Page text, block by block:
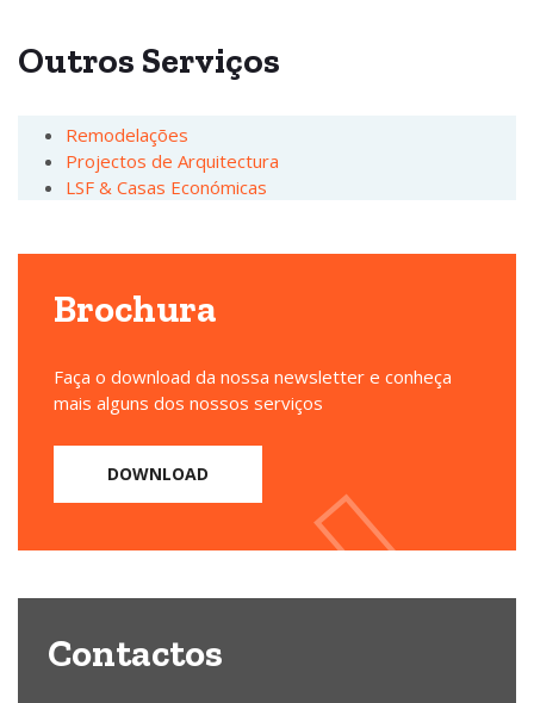
OutrosServiços
Remodelações
Projectos de Arquitectura
LSF & Casas Económicas
Brochura
Faça o download da nossa newsletter e conheça
mais alguns dos nossos serviços
DOWNLOAD
Contactos